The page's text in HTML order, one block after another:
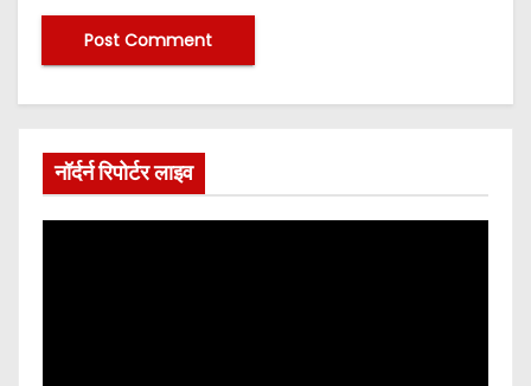
नॉर्दर्न रिपोर्टर लाइव